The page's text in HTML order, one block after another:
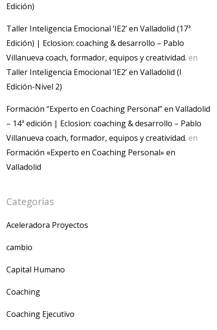
Edición)
Taller Inteligencia Emocional ‘IE2’ en Valladolid (17ª
Edición) | Eclosion: coaching & desarrollo – Pablo
Villanueva coach, formador, equipos y creatividad. en
Taller Inteligencia Emocional ‘IE2’ en Valladolid (I
Edición-Nivel 2)
Formación “Experto en Coaching Personal” en Valladolid
– 14ª edición | Eclosion: coaching & desarrollo – Pablo
Villanueva coach, formador, equipos y creatividad. en
Formación «Experto en Coaching Personal» en
Valladolid
Categorías
Aceleradora Proyectos
cambio
Capital Humano
Coaching
Coaching Ejecutivo